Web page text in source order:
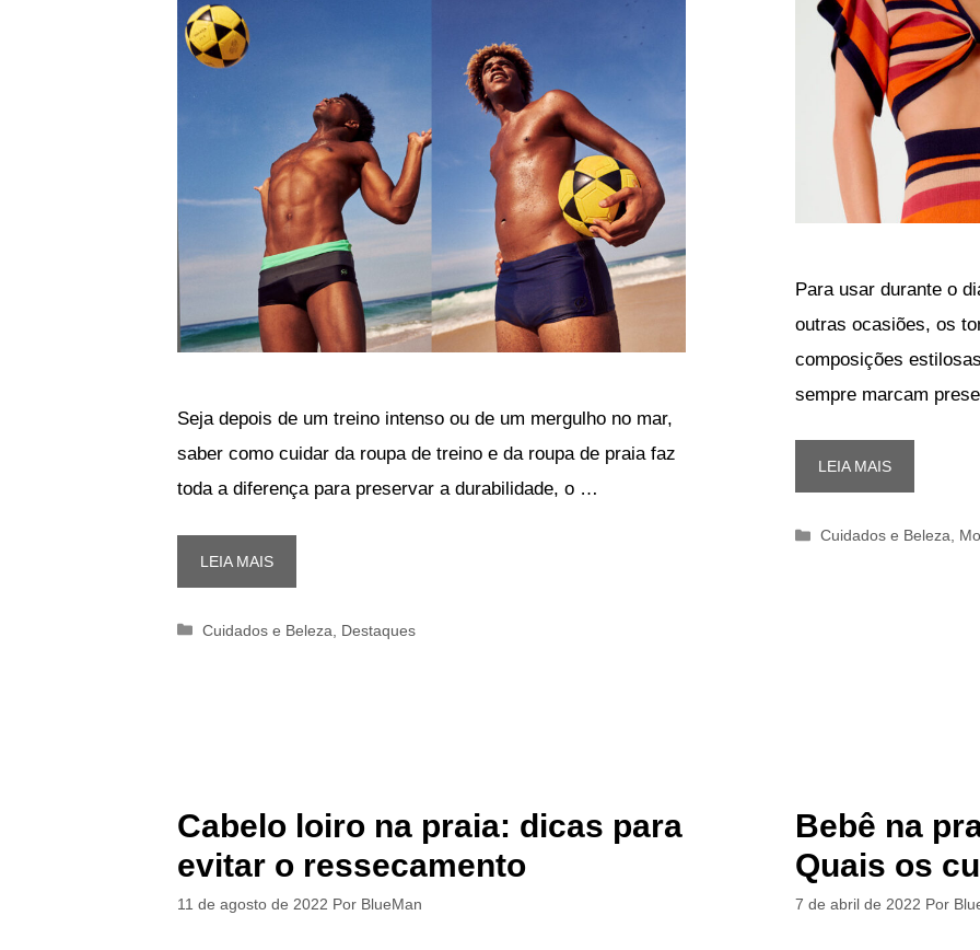
Seja depois de um treino intenso ou de um mergulho no mar,
saber como cuidar da roupa de treino e da roupa de praia faz
toda a diferença para preservar a durabilidade, o …
LEIA MAIS
Categorias
Cuidados e Beleza Destaques
Para usar durante o
outras ocasiões, os
composições
sempre marcam
LEIA MAIS
Categorias
Cuidados e Beleza,
Cabelo loiro na praia: dicas para
evitar o ressecamento
11 de agosto de 2022 Por BlueMan
Bebê na
Quais os
7 de abril de 2022 Por